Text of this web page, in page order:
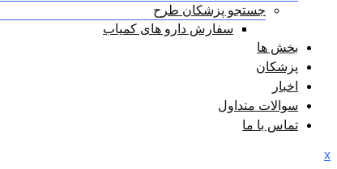
جستجو پزشکان طرح
سفارش دارو های کمیاب
بخش ها
پزشکان
اخبار
سوالات متداول
تماس با ما
x